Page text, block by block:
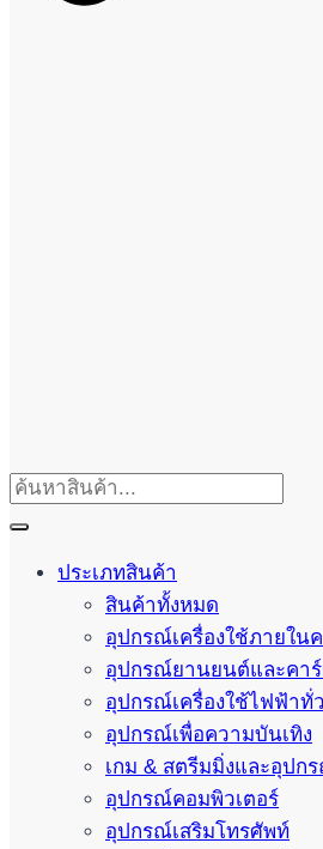
ประเภทสินค้า
สินค้าทั้งหมด
อุปกรณ์เครื่องใช้ภายใน
อุปกรณ์ยานยนต์และคา
อุปกรณ์เครื่องใช้ไฟฟ้าทั่
อุปกรณ์เพื่อความบันเทิง
เกม & สตรีมมิ่งและอุปก
อุปกรณ์คอมพิวเตอร์
อุปกรณ์เสริมโทรศัพท์